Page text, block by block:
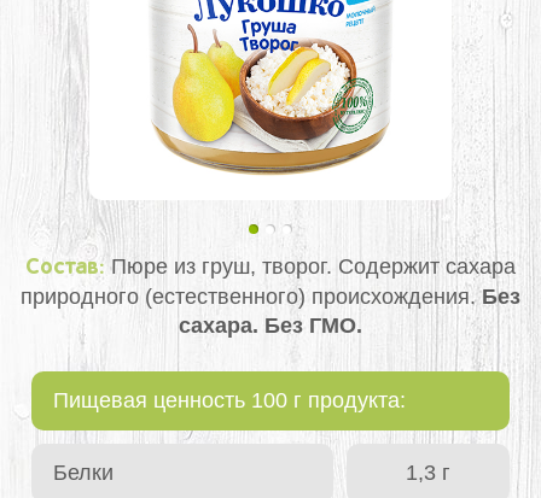
Состав: Пюре из груш, творог. Содержит сахара
природного (естественного) происхождения.Без
сахара. Без ГМО.
Пищевая ценность 100 г продукта:
Белки 1,3 г